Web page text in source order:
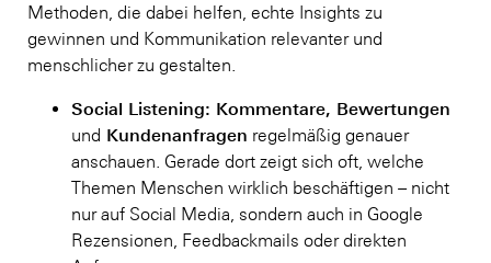
Methoden, die dabei helfen, echte Insights zu
gewinnen und Kommunikation relevanter und
menschlicher zu gestalten.
Social Listening: Kommentare, Bewertungen
und Kundenanfragen regelmäßig genauer
anschauen. Gerade dort zeigt sich oft, welche
Themen Menschen wirklich beschäftigen – nicht
nur auf Social Media, sondern auch in Google
Rezensionen, Feedbackmails oder direkten